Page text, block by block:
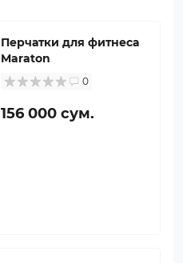
Перчатки для фитнеса
Maraton
0
156 000 сум.